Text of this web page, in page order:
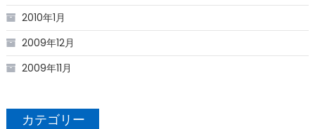
2010年1月
2009年12月
2009年11月
カテゴリー